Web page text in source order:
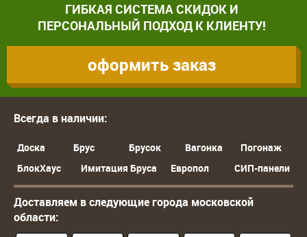
ГИБКАЯ СИСТЕМА СКИДОК И
ПЕРСОНАЛЬНЫЙ ПОДХОД К КЛИЕНТУ!
оформить заказ
Всегда в наличии:
Доска Брус Брусок Вагонка
Погонаж
БлокХаус
Имитация Бруса Европол СИП-панели
Доставляем в следующие города московской
области: